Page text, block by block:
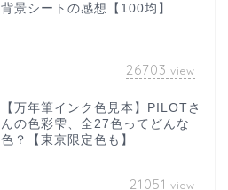
背景シートの感想【100均】
26703 view
【万年筆インク色見本】PILOTさ
んの色彩雫、全27色ってどんな
色？【東京限定色も】
21051 view